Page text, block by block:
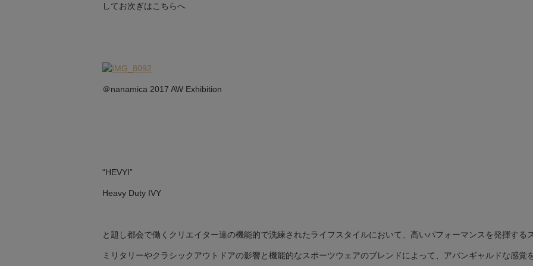
してお次ぎはこちらへ
＠nanamica 2017 AW Exhibition
“HEVYI”
Heavy Duty IVY
と題し都会で働くクリエイター達の機能的で洗練されたライフスタイルにおいて、高いパフォーマンスを発揮する
ミリタリーやクラシックアウトドアの影響と機能的なスポーツウェアのブレンドによって、アバンギャルドな感覚